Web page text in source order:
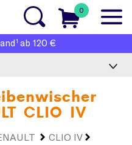
0
1 ab 120 €
CLIO IV
CLIO IV